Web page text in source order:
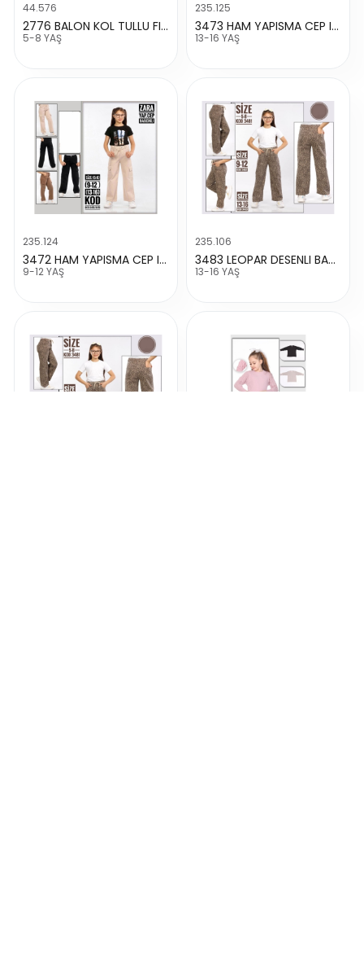
44.576
2776 BALON KOL TULLU FITILLI SWEAT
5-8 YAŞ
235.125
3473 HAM YAPISMA CEP IP BAGCIK PANTALON
13-16 YAŞ
235.124
3472 HAM YAPISMA CEP IP BAĞCIKL PANTALON
9-12 YAŞ
235.106
3483 LEOPAR DESENLI BAĞCIKLI PANTALON
13-16 YAŞ